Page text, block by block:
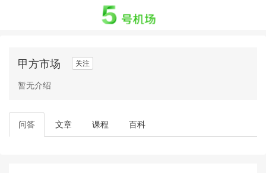
甲方市场 关注
暂无介绍
问答 文章 课程 百科